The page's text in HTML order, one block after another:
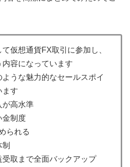
仮想通貨FX取引に参加し、
容になっています
うな魅力的なセールスポイ
ます
が高水準
金制度
られる
取まで全面バックアップ